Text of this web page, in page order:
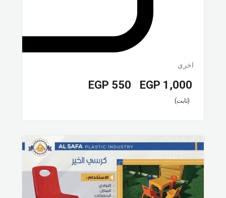
اخري
EGP 550 EGP 1,000
(ثابت)